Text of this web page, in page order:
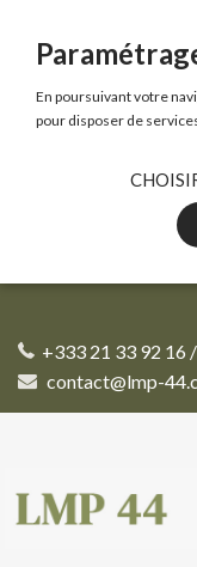
+333 21 33 92 16
contact@lmp-
En poursuivant votre
pour disposer de